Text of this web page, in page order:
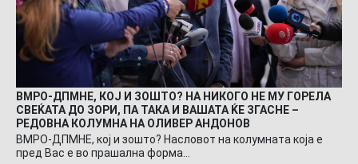
ВМРО-ДПМНЕ, КОЈ И ЗОШТО? НА НИКОГО НЕ МУ ГОРЕЛА
СВЕЌАТА ДО ЗОРИ, ПА ТАКА И ВАШАТА ЌЕ ЗГАСНЕ –
РЕДОВНА КОЛУМНА НА ОЛИВЕР АНДОНОВ
ВМРО-ДПМНЕ, кој и зошто? Насловот на колумната која е
пред Вас е во прашална форма…